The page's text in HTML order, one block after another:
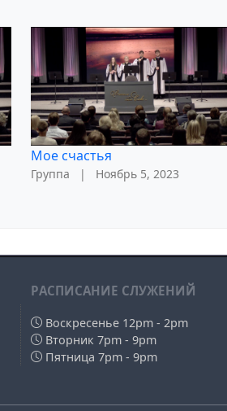
Мое счастья
Группа | Ноябрь 5, 2023
РAСПИСАНИЕ СЛУЖЕНИЙ
Воскресенье 12pm - 2pm
Вторник 7pm - 9pm
Пятница 7pm - 9pm